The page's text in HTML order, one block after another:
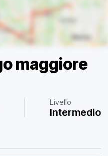
maggiore
Livello
Intermedio